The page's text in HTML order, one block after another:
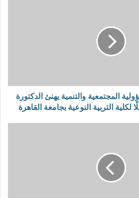
المجتمعية والتنمية يهنئ الدكتورة
لكلية التربية النوعية بجامعة القاهرة